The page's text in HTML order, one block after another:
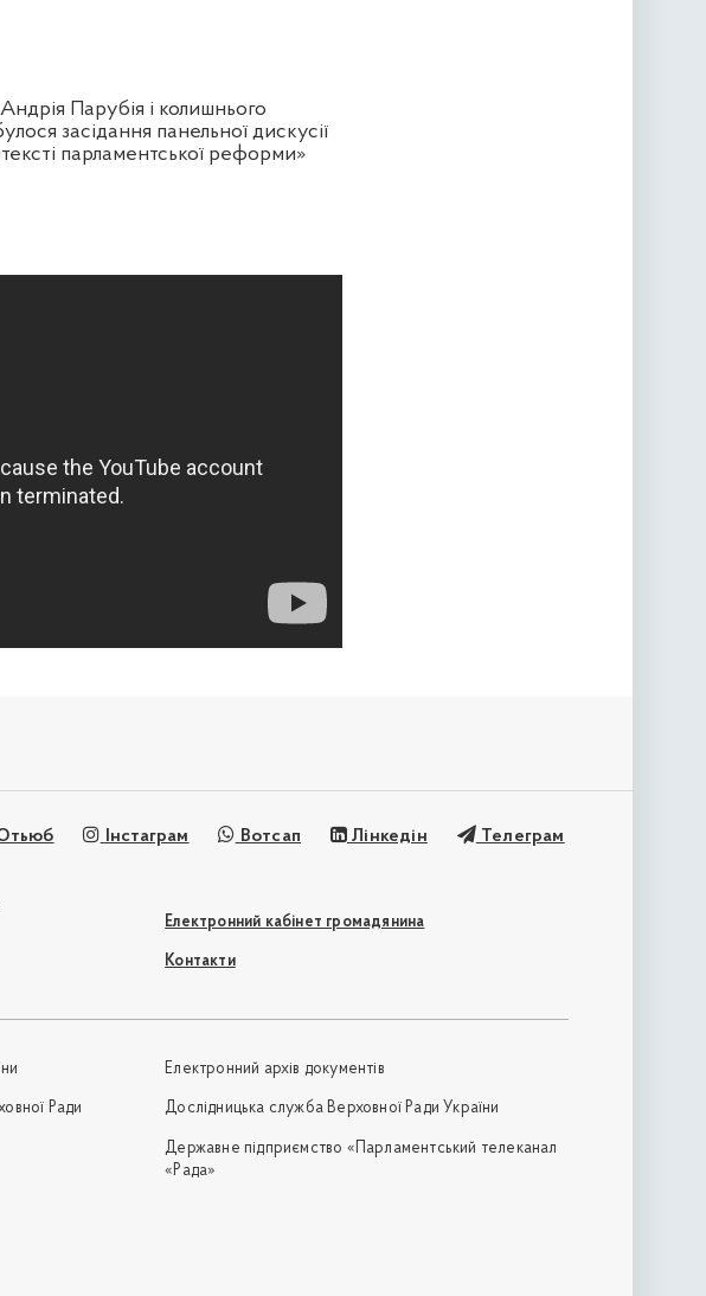
Парубія і колишнього
засідання панельної дискусії
парламентської реформи»
Інстаграм Вотсап Лінкедін Телеграм
Електронний кабінет громадянина
Контакти
Ради
Електронний архів документів
Дослідницька служба Верховної Ради України
Державне підприємство «Парламентський телеканал
«Рада»